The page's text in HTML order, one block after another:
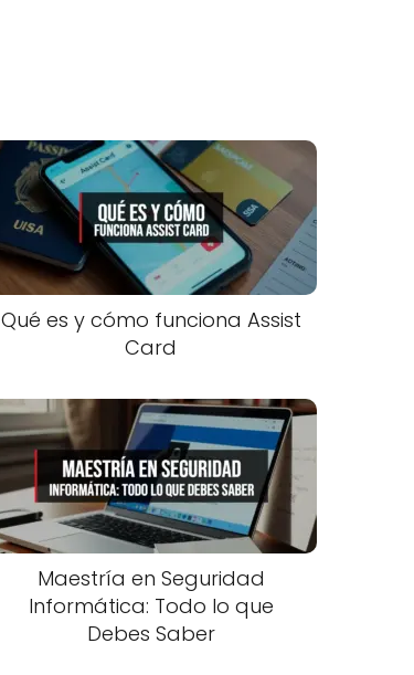
Qué es y cómo funciona Assist
Card
Maestría en Seguridad
Informática: Todo lo que
Debes Saber